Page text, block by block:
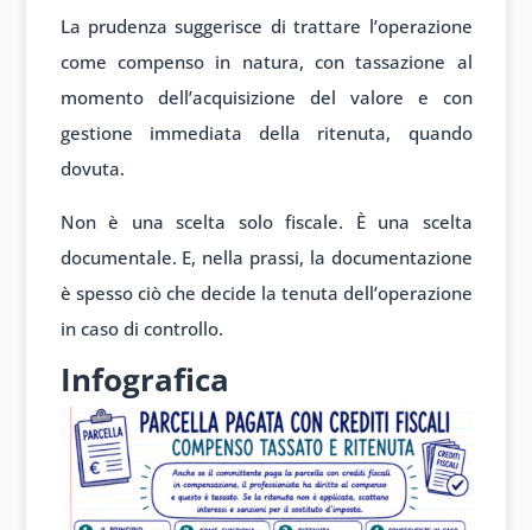
La prudenza suggerisce di trattare l’operazione
come compenso in natura, con tassazione al
momento dell’acquisizione del valore e con
gestione immediata della ritenuta, quando
dovuta.
Non è una scelta solo fiscale. È una scelta
documentale. E, nella prassi, la documentazione
è spesso ciò che decide la tenuta dell’operazione
in caso di controllo.
Infografica